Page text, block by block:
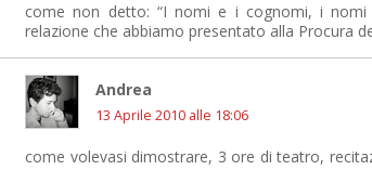
come non detto: “I nomi e i cognomi, i
relazione che abbiamo presentato alla Procura
Andrea
13 Aprile 2010 alle 18:06
come volevasi dimostrare, 3 ore di teatro,